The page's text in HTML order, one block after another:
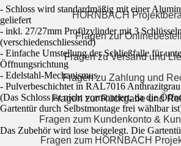
- Schloss wird standardmäßig mit einer
geliefert
- inkl. 27/27mm Profilzylinder mit 3 Schlüsseln
(verschiedenschliessend)
- Einfache Umstellung der Schließfalle für
Öffnungsrichtung
- Edelstahl-Mechanismus
- Pulverbeschichtet in RAL7016 Anthrazitgrau
(Das Schloss ist nicht vormontiert, da die
Gartentür durch Selbstmontage frei wählbar
Das Zubehör wird lose beigelegt. Die
HORNBACH
Fragen zur
Fragen zu Versand und
Fragen zu Zahlung und
Fragen zur Rückgabe und
Fragen zum Kundenkonto &
Fragen zum HORNBACH